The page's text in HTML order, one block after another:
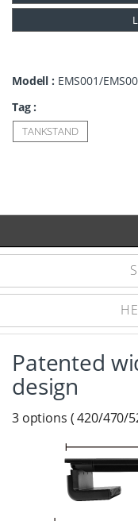
Modell : EMS001/
Tag :
TANKSTAND
Patented
design
3 options ( 420/470/